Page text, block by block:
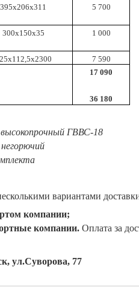
395х206х311 5 700
300х150х35 1 000
7 590
17 090
36 180
высокопрочный ГВВС-18
негорючий
вариантами
компании;
компании. Оплата за
, ул.Суворова, 77